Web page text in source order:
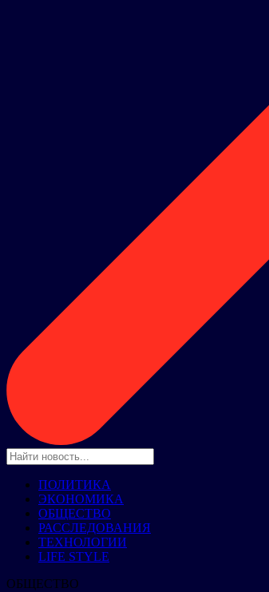
ПОЛИТИКА
ЭКОНОМИКА
ОБЩЕСТВО
РАССЛЕДОВАНИЯ
ТЕХНОЛОГИИ
LIFE STYLE
ОБЩЕСТВО